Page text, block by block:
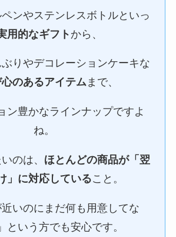
ンやステンレスボトルといっ
用的なギフト から、
りやデコレーションケーキな
のあるアイテムまで、
ン豊かなラインナップですよ
ね。
のは、 ほとんどの商品が「翌
」に対応していること。
近いのにまだ何も用意してな
いう方でも安心です。